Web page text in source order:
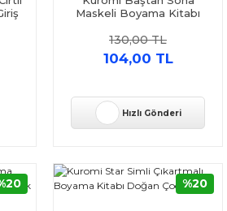
Maskeli Boyama Kitabı
130,00 TL
104,00 TL
Hızlı Gönderi
%20